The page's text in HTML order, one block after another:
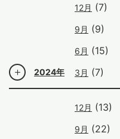
2024年
12月 (7)
9月 (9)
6月 (15)
3月 (7)
12月 (13)
9月 (22)